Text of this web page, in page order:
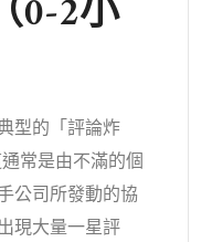
0-2小
型的「評論炸
常是由不滿的個
公司所發動的協
現大量一星評